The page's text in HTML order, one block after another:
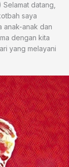
datang,
saya
anak-anak dan
dengan kita
yang melayani